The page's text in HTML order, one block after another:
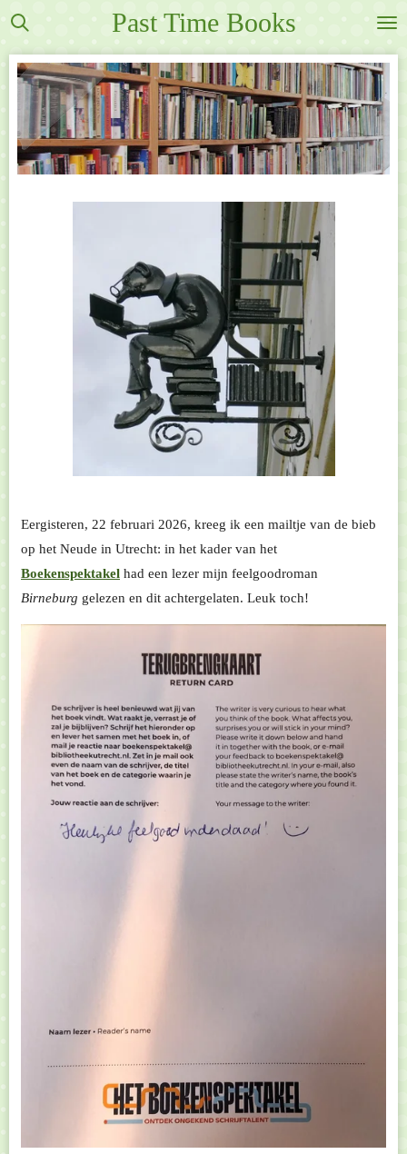
Ga
naar
hoofdinhoud
Past Time Books
Eergisteren, 22 februari 2026, kreeg ik een mailtje van de bieb
op het Neude in Utrecht: in het kader van het
Boekenspektakel had een lezer mijn feelgoodroman
Birneburg gelezen en dit achtergelaten. Leuk toch!